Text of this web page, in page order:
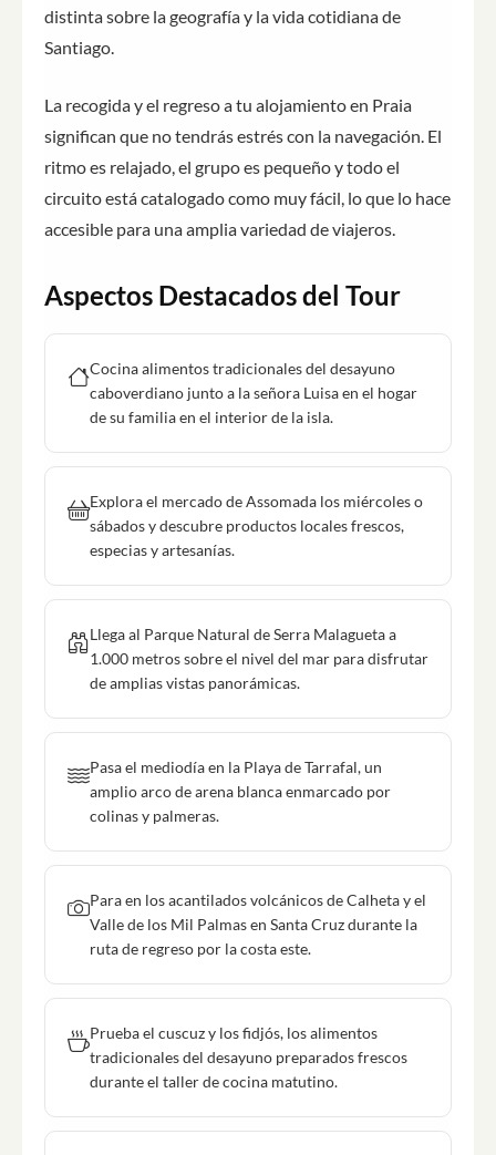
distinta sobre la geografía y la vida cotidiana de
Santiago.
La recogida y el regreso a tu alojamiento en Praia
significan que no tendrás estrés con la navegación. El
ritmo es relajado, el grupo es pequeño y todo el
circuito está catalogado como muy fácil, lo que lo hace
accesible para una amplia variedad de viajeros.
Aspectos Destacados del Tour
Cocina alimentos tradicionales del desayuno
caboverdiano junto a la señora Luisa en el hogar
de su familia en el interior de la isla.
Explora el mercado de Assomada los miércoles o
sábados y descubre productos locales frescos,
especias y artesanías.
Llega al Parque Natural de Serra Malagueta a
1.000 metros sobre el nivel del mar para disfrutar
de amplias vistas panorámicas.
Pasa el mediodía en la Playa de Tarrafal, un
amplio arco de arena blanca enmarcado por
colinas y palmeras.
Para en los acantilados volcánicos de Calheta y el
Valle de los Mil Palmas en Santa Cruz durante la
ruta de regreso por la costa este.
Prueba el cuscuz y los fidjós, los alimentos
tradicionales del desayuno preparados frescos
durante el taller de cocina matutino.